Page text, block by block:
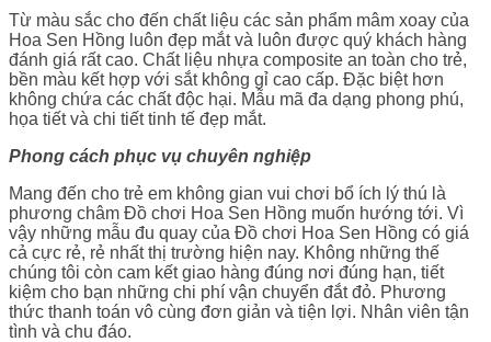
Từ màu sắc cho đến chất liệu các sản phẩm mâm xoay của
Hoa Sen Hồng luôn đẹp mắt và luôn được quý khách hàng
đánh giá rất cao. Chất liệu nhựa composite an toàn cho trẻ,
bền màu kết hợp với sắt không gỉ cao cấp. Đặc biệt hơn
không chứa các chất độc hại. Mẫu mã đa dạng phong phú,
họa tiết và chi tiết tinh tế đẹp mắt.
Phong cách phục vụ chuyên nghiệp
Mang đến cho trẻ em không gian vui chơi bổ ích lý thú là
phương châm Đồ chơi Hoa Sen Hồng muốn hướng tới. Vì
vậy những mẫu đu quay của Đồ chơi Hoa Sen Hồng có giá
cả cực rẻ, rẻ nhất thị trường hiện nay. Không những thế
chúng tôi còn cam kết giao hàng đúng nơi đúng hạn, tiết
kiệm cho bạn những chi phí vận chuyển đắt đỏ. Phương
thức thanh toán vô cùng đơn giản và tiện lợi. Nhân viên tận
tình và chu đáo.